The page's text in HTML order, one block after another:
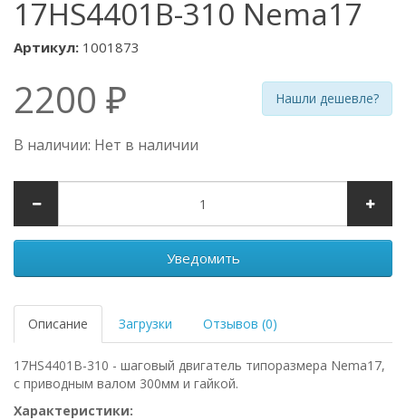
17HS4401B-310 Nema17
Артикул: 1001873
2200 ₽ Нашли дешевле?
В наличии: Нет в наличии
Уведомить
Описание Загрузки Отзывов (0)
17HS4401B-310 - шаговый двигатель типоразмера Nema17,
с приводным валом 300мм и гайкой.
Характеристики: